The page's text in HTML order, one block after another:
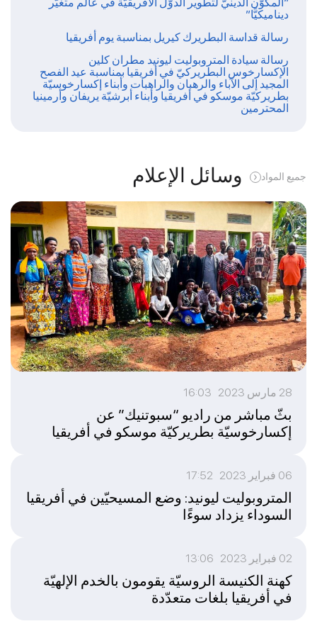
ديناميكيًّا”
رسالة قداسة البطريرك كيريل بمناسبة يوم أفريقيا
رسالة سيادة المتروبوليت ليونيد مطران كلين
الإكسارخوس البطريركيّ في أفريقيا بمناسبة عيد الفصح
المجيد إلى الآباء والرهبان والراهبات وأبناء إكسارخوسيّة
بطريركيّة موسكو في أفريقيا وأبناء أبرشيّة يريفان وأرمينيا
المحترمين
وسائل الإعلام جميع المواد
28 مارس 2023 16:03
بثّ مباشر من راديو “سبوتنيك” عن
إكسارخوسيّة بطريركيّة موسكو في أفريقيا
06 فبراير 2023 17:52
المتروبوليت ليونيد: وضع المسيحيّين في أفريقيا
السوداء يزداد سوءًا
02 فبراير 2023 13:06
كهنة الكنيسة الروسيّة يقومون بالخدم الإلهيّة
في أفريقيا بلغات متعدّدة